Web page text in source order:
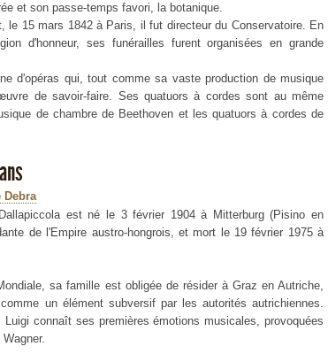
et son passe-temps favori, la botanique.
le 15 mars 1842 à Paris, il fut directeur du Conservatoire. En
d'honneur, ses funérailles furent organisées en grande
d'opéras qui, tout comme sa vaste production de musique
de savoir-faire. Ses quatuors à cordes sont au même
de chambre de Beethoven et les quatuors à cordes de
Debra
est né le 3 février 1904 à Mitterburg (Pisino en
de l'Empire austro-hongrois, et mort le 19 février 1975 à
sa famille est obligée de résider à Graz en Autriche,
un élément subversif par les autorités autrichiennes.
connaît ses premières émotions musicales, provoquées